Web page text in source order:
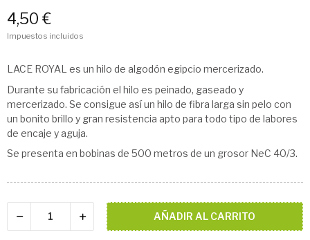
4,50 €
Impuestos incluidos
LACE ROYAL es un hilo de algodón egipcio mercerizado.
Durante su fabricación el hilo es peinado, gaseado y
mercerizado. Se consigue así un hilo de fibra larga sin pelo con
un bonito brillo y gran resistencia apto para todo tipo de labores
de encaje y aguja.
Se presenta en bobinas de 500 metros de un grosor NeC 40/3.
AÑADIR AL CARRITO